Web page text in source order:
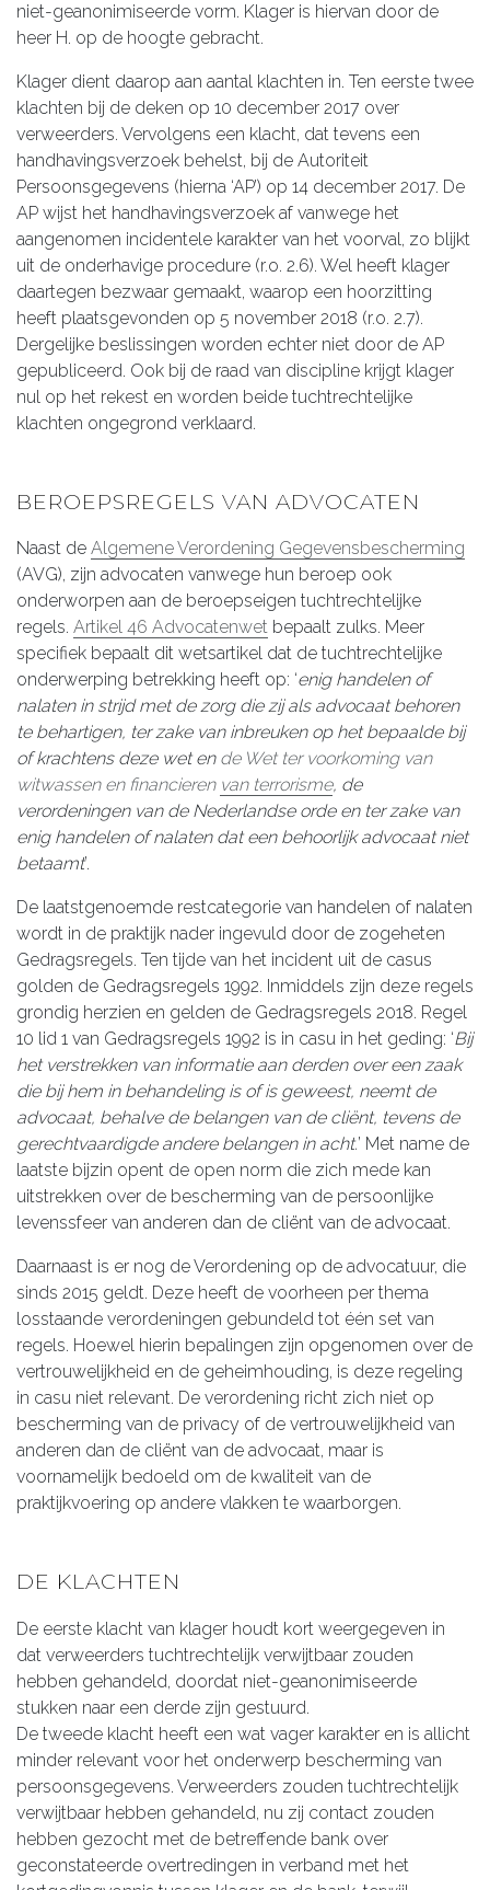
niet-geanonimiseerde vorm. Klager is hiervan door de
heer H. op de hoogte gebracht.
Klager dient daarop aan aantal klachten in. Ten eerste twee
klachten bij de deken op 10 december 2017 over
verweerders. Vervolgens een klacht, dat tevens een
handhavingsverzoek behelst, bij de Autoriteit
Persoonsgegevens (hierna ‘AP’) op 14 december 2017. De
AP wijst het handhavingsverzoek af vanwege het
aangenomen incidentele karakter van het voorval, zo blijkt
uit de onderhavige procedure (r.o. 2.6). Wel heeft klager
daartegen bezwaar gemaakt, waarop een hoorzitting
heeft plaatsgevonden op 5 november 2018 (r.o. 2.7).
Dergelijke beslissingen worden echter niet door de AP
gepubliceerd. Ook bij de raad van discipline krijgt klager
nul op het rekest en worden beide tuchtrechtelijke
klachten ongegrond verklaard.
BEROEPSREGELS VAN ADVOCATEN
Naast de Algemene Verordening Gegevensbescherming
(AVG), zijn advocaten vanwege hun beroep ook
onderworpen aan de beroepseigen tuchtrechtelijke
regels. Artikel 46 Advocatenwet bepaalt zulks. Meer
specifiek bepaalt dit wetsartikel dat de tuchtrechtelijke
onderwerping betrekking heeft op: ‘enig handelen of
nalaten in strijd met de zorg die zij als advocaat behoren
te behartigen, ter zake van inbreuken op het bepaalde bij
of krachtens deze wet en de Wet ter voorkoming van
witwassen en financieren van terrorisme, de
verordeningen van de Nederlandse orde en ter zake van
enig handelen of nalaten dat een behoorlijk advocaat niet
betaamt’.
De laatstgenoemde restcategorie van handelen of nalaten
wordt in de praktijk nader ingevuld door de zogeheten
Gedragsregels. Ten tijde van het incident uit de casus
golden de Gedragsregels 1992. Inmiddels zijn deze regels
grondig herzien en gelden de Gedragsregels 2018. Regel
10 lid 1 van Gedragsregels 1992 is in casu in het geding: ‘Bij
het verstrekken van informatie aan derden over een zaak
die bij hem in behandeling is of is geweest, neemt de
advocaat, behalve de belangen van de cliënt, tevens de
gerechtvaardigde andere belangen in acht.’ Met name de
laatste bijzin opent de open norm die zich mede kan
uitstrekken over de bescherming van de persoonlijke
levenssfeer van anderen dan de cliënt van de advocaat.
Daarnaast is er nog de Verordening op de advocatuur, die
sinds 2015 geldt. Deze heeft de voorheen per thema
losstaande verordeningen gebundeld tot één set van
regels. Hoewel hierin bepalingen zijn opgenomen over de
vertrouwelijkheid en de geheimhouding, is deze regeling
in casu niet relevant. De verordening richt zich niet op
bescherming van de privacy of de vertrouwelijkheid van
anderen dan de cliënt van de advocaat, maar is
voornamelijk bedoeld om de kwaliteit van de
praktijkvoering op andere vlakken te waarborgen.
DE KLACHTEN
De eerste klacht van klager houdt kort weergegeven in
dat verweerders tuchtrechtelijk verwijtbaar zouden
hebben gehandeld, doordat niet-geanonimiseerde
stukken naar een derde zijn gestuurd.
De tweede klacht heeft een wat vager karakter en is allicht
minder relevant voor het onderwerp bescherming van
persoonsgegevens. Verweerders zouden tuchtrechtelijk
verwijtbaar hebben gehandeld, nu zij contact zouden
hebben gezocht met de betreffende bank over
geconstateerde overtredingen in verband met het